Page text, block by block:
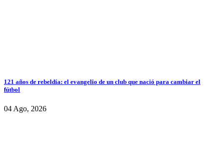
121 años de rebeldía: el evangelio de un club que nació para cambiar el
fútbol
04 Ago, 2026